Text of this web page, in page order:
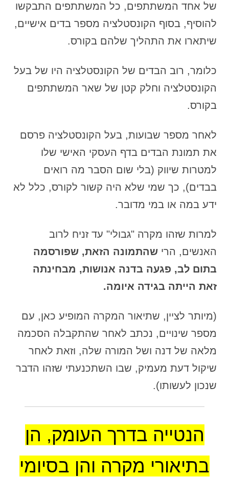
של אחד המשתתפים, כל המשתתפים התבקשו
להוסיף, בסוף הקונסטלציה מספר בדים אישיים,
שיתארו את התהליך שלהם בקורס.
כלומר, רוב הבדים של הקונסטלציה היו של בעל
הקונסטלציה וחלק קטן של שאר המשתתפים
בקורס.
לאחר מספר שבועות, בעל הקונסטלציה פרסם
את תמונת הבדים בדף העסקי האישי שלו
למטרות שיווק (בלי שום הסבר מה רואים
בבדים), כך שמי שלא היה קשור לקורס, כלל לא
ידע במה או במי מדובר.
למרות שזהו מקרה "גבולי" עד זניח לרוב
האנשים, הרי שהתמונה הזאת, שפורסמה
בתום לב, פגעה בדנה אנושות, מבחינתה
זאת הייתה בגידה איומה.
(מיותר לציין, שתיאור המקרה המופיע כאן, עם
מספר שינויים, נכתב לאחר שהתקבלה הסכמה
מלאה של דנה ושל המורה שלה, וזאת לאחר
שיקול דעת מעמיק, שבו השתכנעתי שזהו הדבר
שנכון לעשותו).
הנטייה בדרך העומק, הן
בתיאורי מקרה והן בסיומי